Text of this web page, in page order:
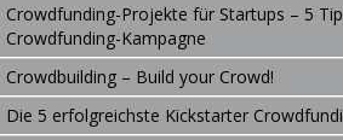
Crowdfunding-Projekte für Startups – 5
Crowdfunding-Kampagne
Crowdbuilding – Build your Crowd!
Die 5 erfolgreichste Kickstarter